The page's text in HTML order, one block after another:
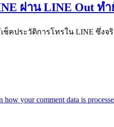
ผ่าน LINE Out ทำยั
คประวัติการโทรใน LINE ซึ่ง
how your comment data is